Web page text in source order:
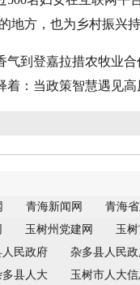
地方，也为乡村振兴
登嘉拉措农牧业合
：当政策智慧遇见高
青海新闻网 青海
玉树州党建网 玉
民政府 杂多县人民
多县人大 玉树市人大信